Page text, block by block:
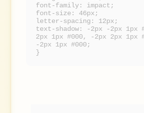
font-family: impact;
font-size: 46px;
letter-spacing: 12px;
text-shadow: -2px -2px 1px
2px 1px #000, -2px 2px 1px
-2px 1px #000;
}